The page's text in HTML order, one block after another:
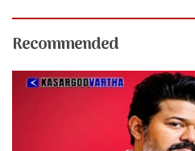
Recommended